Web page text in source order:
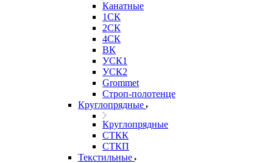
Канатные
1СК
2СК
4СК
ВК
УСК1
УСК2
Grommet
Строп-полотенце
Круглопрядные
Круглопрядные
СТКК
СТКП
Текстильные